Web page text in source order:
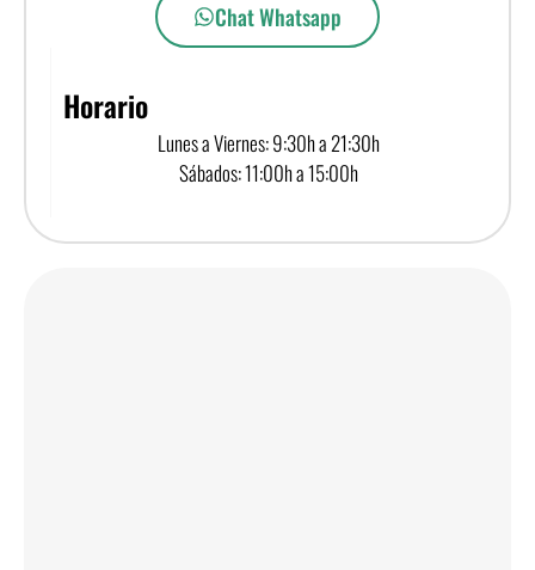
Chat Whatsapp
Horario
Lunes a Viernes: 9:30h a 21:30h
Sábados: 11:00h a 15:00h